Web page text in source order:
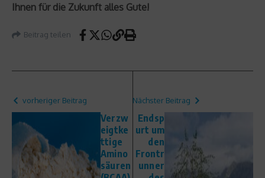
Ihnen für die Zukunft alles Gute!
Beitrag teilen
vorheriger Beitrag
Verzw
eigtke
ttige
Amino
säuren
Nächster Beitrag
Endsp
urt um
den
Frontr
unner